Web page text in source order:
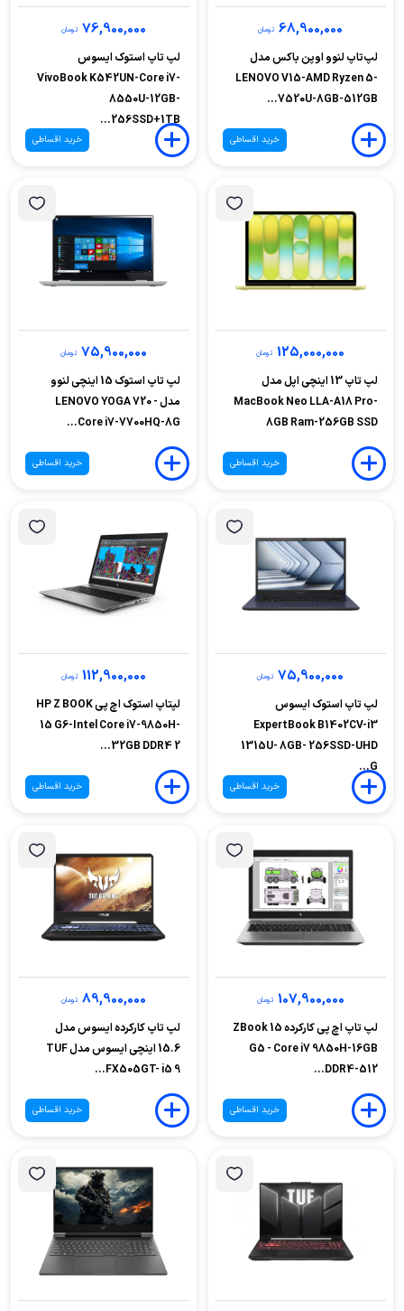
68,900,000 تومان
لپ‌تاپ لنوو اوپن باکس مدل
LENOVO V15-AMD Ryzen 5-
7520U-8GB-512GB...
خرید اقساطی
76,900,000 تومان
لپ تاپ استوک ایسوس
VivoBook K542UN-Core i7-
8550U-12GB-
256SSD+1TB...
خرید اقساطی
125,000,000 تومان
لپ تاپ 13 اینچی اپل مدل
MacBook Neo LLA-A18 Pro-
8GB Ram-256GB SSD
خرید اقساطی
75,900,000 تومان
لپ تاپ استوک 15 اینچی لنوو
مدل LENOVO YOGA 720 -
Core i7-7700HQ-8G...
خرید اقساطی
75,900,000 تومان
لپ تاپ استوک ایسوس
ExpertBook B1402CV-i3
1315U- 8GB- 256SSD-UHD
G...
خرید اقساطی
112,900,000 تومان
لپتاپ استوک اچ پی HP Z BOOK
15 G6-Intel Core i7-9850H-
32GB DDR4 2...
خرید اقساطی
107,900,000 تومان
لپ تاپ اچ‌ پی کارکرده ZBook 15
G5 - Core i7 9850H-16GB
DDR4-512...
خرید اقساطی
89,900,000 تومان
لپ تاپ کارکرده ایسوس مدل
15.6 اینچی ایسوس مدل TUF
FX505GT- i5 9...
خرید اقساطی